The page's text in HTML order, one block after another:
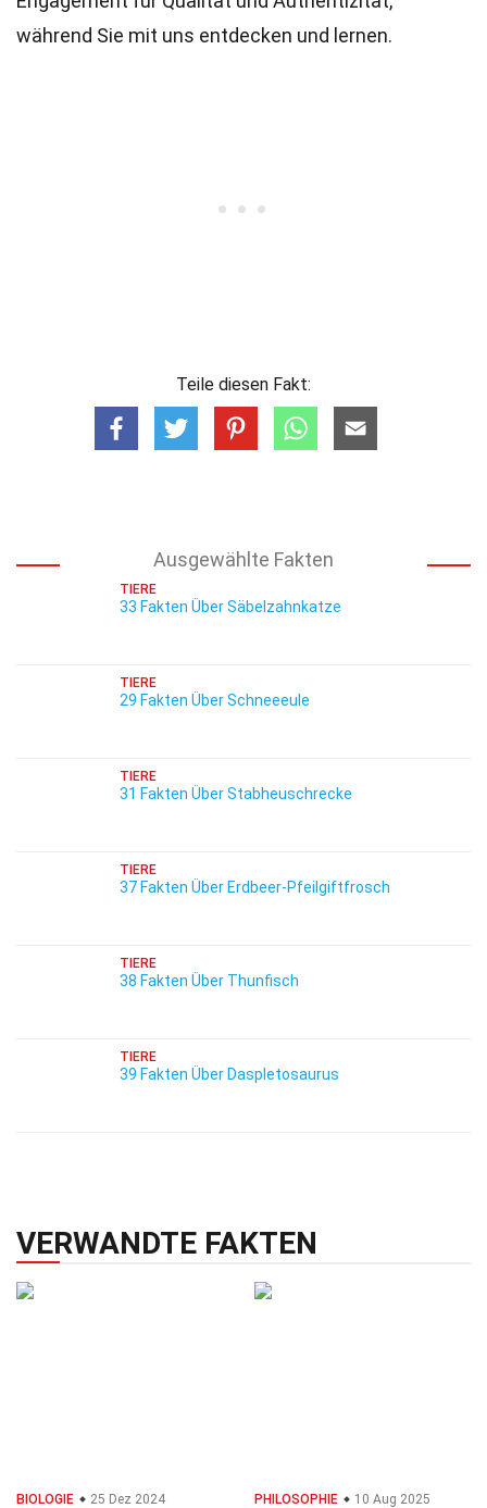
während Sie mit uns entdecken und lernen.
Teile diesen Fakt:
Ausgewählte Fakten
TIERE
33 Fakten Über Säbelzahnkatze
TIERE
29 Fakten Über Schneeeule
TIERE
31 Fakten Über Stabheuschrecke
TIERE
37 Fakten Über Erdbeer-Pfeilgiftfrosch
TIERE
38 Fakten Über Thunfisch
TIERE
39 Fakten Über Daspletosaurus
VERWANDTE FAKTEN
BIOLOGIE 25 Dez 2024 PHILOSOPHIE 10 Aug 2025